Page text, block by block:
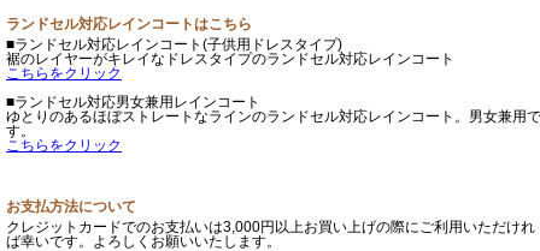
ランドセル対応レインコートはこちら
■ランドセル対応レインコート(子供用ドレスタイプ)
裾のレイヤーがキレイなドレスタイプのランドセル対応レインコート
こちらをクリック
■ランドセル対応男女兼用レインコート
ゆとりのあるほぼストレートなラインのランドセル対応レインコート。男女兼用で
す。
こちらをクリック
お支払方法について
クレジットカードでのお支払いは3,000円以上お買い上げの際にご利用いただけれ
ば幸いです。よろしくお願いいたします。